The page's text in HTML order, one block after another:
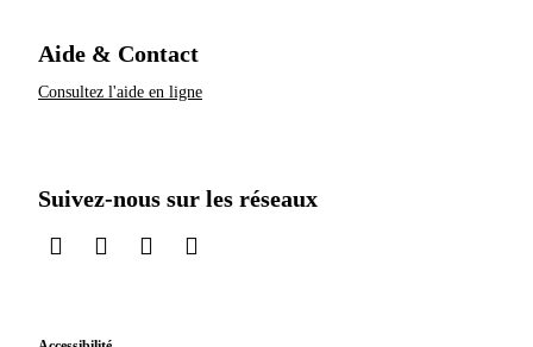
Aide & Contact
Consultez l'aide en ligne
Suivez-nous sur les réseaux
sur LinkedInsur Instagram
sur TikTok
sur X